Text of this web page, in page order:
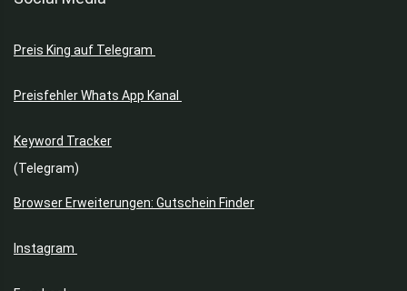
Preis King auf Telegram
Preisfehler Whats App Kanal
Keyword Tracker
(Telegram)
Browser Erweiterungen: Gutschein Finder
Instagram